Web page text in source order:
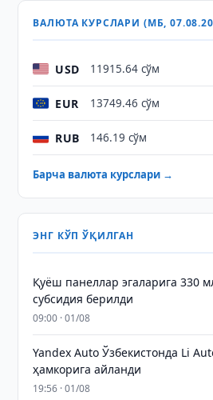
ВАЛЮТА КУРСЛАРИ (МБ,
USD 11915.64 сўм
EUR 13749.46 сўм
RUB 146.19 сўм
Барча валюта курслари →
ЭНГ КЎП ЎҚИЛГАН
Қуёш панеллар эгаларига 330
субсидия берилди
09:00 · 01/08
Yandex Auto Ўзбекистонда Li
ҳамкорига айланди
19:56 · 01/08